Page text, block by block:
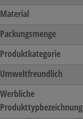
Material
Packungsmenge
Produktkategorie
Umweltfreundlich
Werbliche
Produkttypbezeichnung